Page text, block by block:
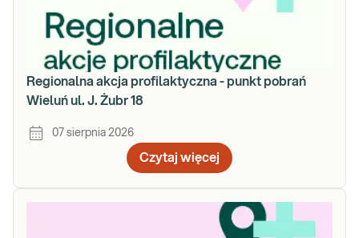
Regionalna akcja profilaktyczna - punkt pobrań
Wieluń ul. J. Żubr 18
07 sierpnia 2026
Czytaj więcej